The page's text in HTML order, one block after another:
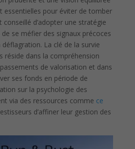
essentielles pour éviter de tomber
conseillé d’adopter une stratégie
se méfier des signaux précoces
La clé de la survie
réside dans la compréhension
de valorisation et dans
ses fonds en période de
sur la psychologie des
via des ressources comme ce
d’affiner leur gestion des